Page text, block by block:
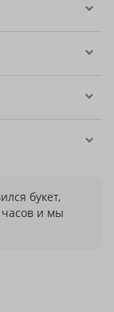
букет,
и мы